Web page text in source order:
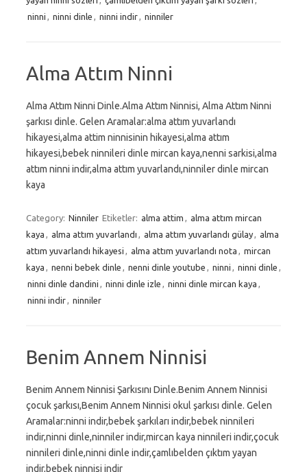
ninni
ninni dinle ninni indir ninniler
Alma Attım Ninni
Alma Attım Ninni Dinle.Alma Attım Ninnisi, Alma Attım Ninni
şarkısı dinle. Gelen Aramalar:alma attım yuvarlandı
hikayesi,alma attim ninnisinin hikayesi,alma attım
hikayesi,bebek ninnileri dinle mircan kaya,nenni sarkisi,alma
attım ninni indir,alma attım yuvarlandı,ninniler dinle mircan
kaya
Category: Ninniler Etiketler: alma attim
alma attım mircan
kaya
alma attım yuvarlandı alma attım yuvarlandı gülay
alma
attım yuvarlandı hikayesi
alma attım yuvarlandı nota
mircan
kaya
nenni bebek dinle nenni dinle youtube ninni ninni dinle
ninni dinle dandini
ninni dinle izle ninni dinle mircan kaya
ninni indir
ninniler
Benim Annem Ninnisi
Benim Annem Ninnisi Şarkısını Dinle.Benim Annem Ninnisi
çocuk şarkısı,Benim Annem Ninnisi okul şarkısı dinle. Gelen
Aramalar:ninni indir,bebek şarkıları indir,bebek ninnileri
indir,ninni dinle,ninniler indir,mircan kaya ninnileri indir,çocuk
ninnileri dinle,ninni dinle indir,çamlıbelden çıktım yayan
indir,bebek ninnisi indir